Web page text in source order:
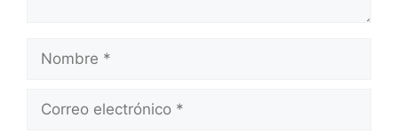
electrónico